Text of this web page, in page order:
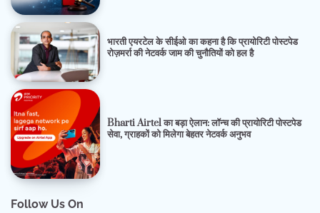
भारती एयरटेल के सीईओ का कहना है कि प्रायोरिटी पोस्टपेड
रोज़मर्रा की नेटवर्क जाम की चुनौतियों को हल है
Bharti Airtel का बड़ा ऐलान: लॉन्च की प्रायोरिटी पोस्टपेड
सेवा, ग्राहकों को मिलेगा बेहतर नेटवर्क अनुभव
Follow Us On